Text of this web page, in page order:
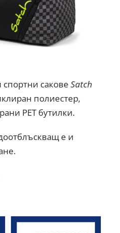
спортни саковеSatch
полиестер,
PET бутилки.
e и